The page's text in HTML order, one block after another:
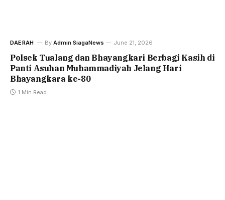
DAERAH By Admin SiagaNews June 21, 2026
Polsek Tualang dan Bhayangkari Berbagi Kasih di
Panti Asuhan Muhammadiyah Jelang Hari
Bhayangkara ke-80
1 Min Read